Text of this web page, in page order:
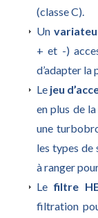
(classe C).
Un
+ et -)
d’adapter la
Le jeu
en plus de
une
les types de
à ranger
Lefiltre
filtration